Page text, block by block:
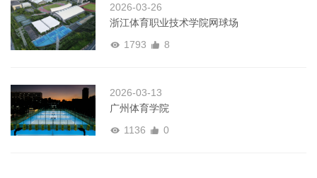
2026-03-26
浙江体育职业技术学院网球场
1793
8
2026-03-13
广州体育学院
1136
0